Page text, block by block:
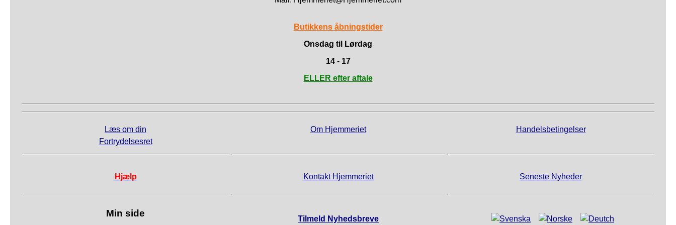
Butikkens åbningstider
Onsdag til Lørdag
14 - 17
ELLER efter aftale
Læs om din
Fortrydelsesret
Om Hjemmeriet Handelsbetingelser
Hjælp Kontakt Hjemmeriet Seneste Nyheder
Min side Tilmeld Nyhedsbreve